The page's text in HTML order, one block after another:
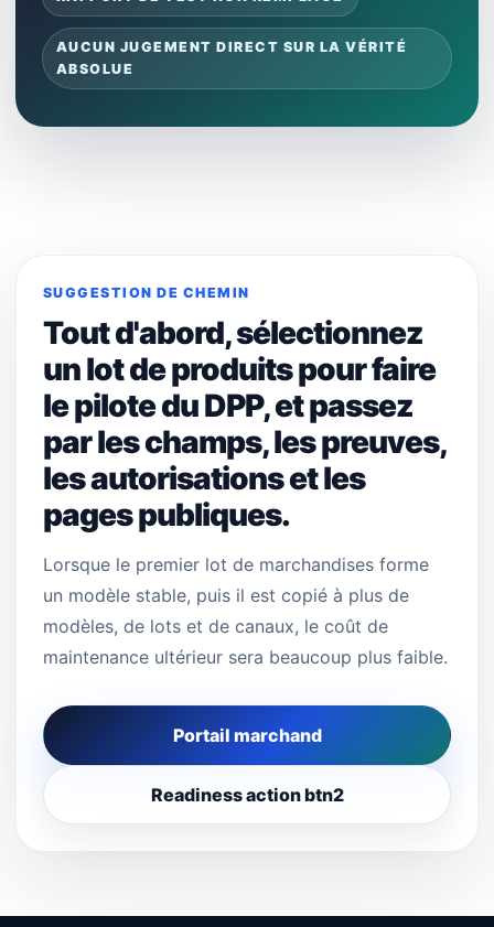
AUCUN JUGEMENT DIRECT SUR LA VÉRITÉ
ABSOLUE
SUGGESTION DE CHEMIN
Tout d'abord, sélectionnez
un lot de produits pour faire
le pilote du DPP, et passez
par les champs, les preuves,
les autorisations et les
pages publiques.
Lorsque le premier lot de marchandises forme
un modèle stable, puis il est copié à plus de
modèles, de lots et de canaux, le coût de
maintenance ultérieur sera beaucoup plus faible.
Portail marchand
Readiness action btn2